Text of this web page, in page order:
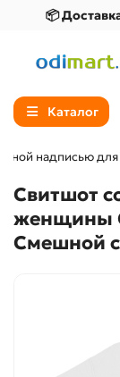
📦
Каталог
надписью
Свитшот
женщины
Смешной